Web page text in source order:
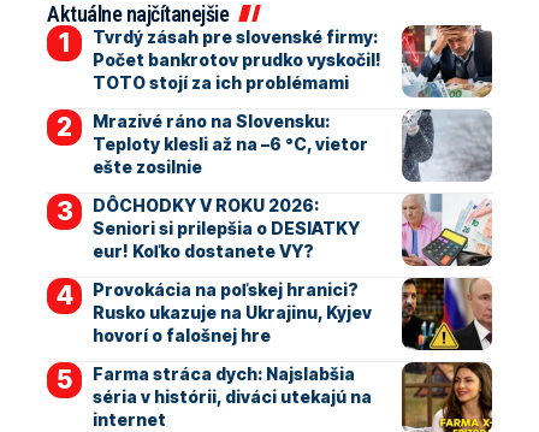
Aktuálne najčítanejšie
Tvrdý zásah pre slovenské firmy:
Počet bankrotov prudko vyskočil!
TOTO stojí za ich problémami
Mrazivé ráno na Slovensku:
Teploty klesli až na –6 °C, vietor
ešte zosilnie
DÔCHODKY V ROKU 2026:
Seniori si prilepšia o DESIATKY
eur! Koľko dostanete VY?
Provokácia na poľskej hranici?
Rusko ukazuje na Ukrajinu, Kyjev
hovorí o falošnej hre
Farma stráca dych: Najslabšia
séria v histórii, diváci utekajú na
internet